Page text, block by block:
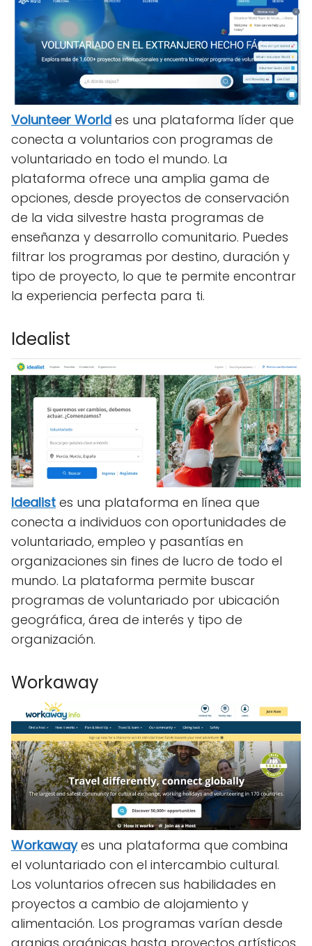
Volunteer World es una plataforma líder que
conecta a voluntarios con programas de
voluntariado en todo el mundo. La
plataforma ofrece una amplia gama de
opciones, desde proyectos de conservación
de la vida silvestre hasta programas de
enseñanza y desarrollo comunitario. Puedes
filtrar los programas por destino, duración y
tipo de proyecto, lo que te permite encontrar
la experiencia perfecta para ti.
Idealist
Idealist es una plataforma en línea que
conecta a individuos con oportunidades de
voluntariado, empleo y pasantías en
organizaciones sin fines de lucro de todo el
mundo. La plataforma permite buscar
programas de voluntariado por ubicación
geográfica, área de interés y tipo de
organización.
Workaway
Workawayes una plataforma que combina
el voluntariado con el intercambio cultural.
Los voluntarios ofrecen sus habilidades en
proyectos a cambio de alojamiento y
alimentación. Los programas varían desde